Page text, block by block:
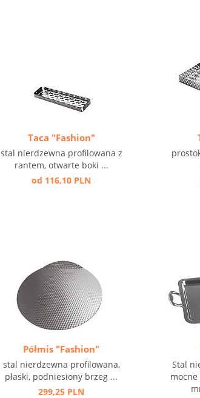
Taca "Fashion"
stal nierdzewna profilowana z
rantem, otwarte boki ...
od 116,10 PLN
Półmis "Fashion"
stal nierdzewna profilowana,
płaski, podniesiony brzeg ...
299,25 PLN
Stal